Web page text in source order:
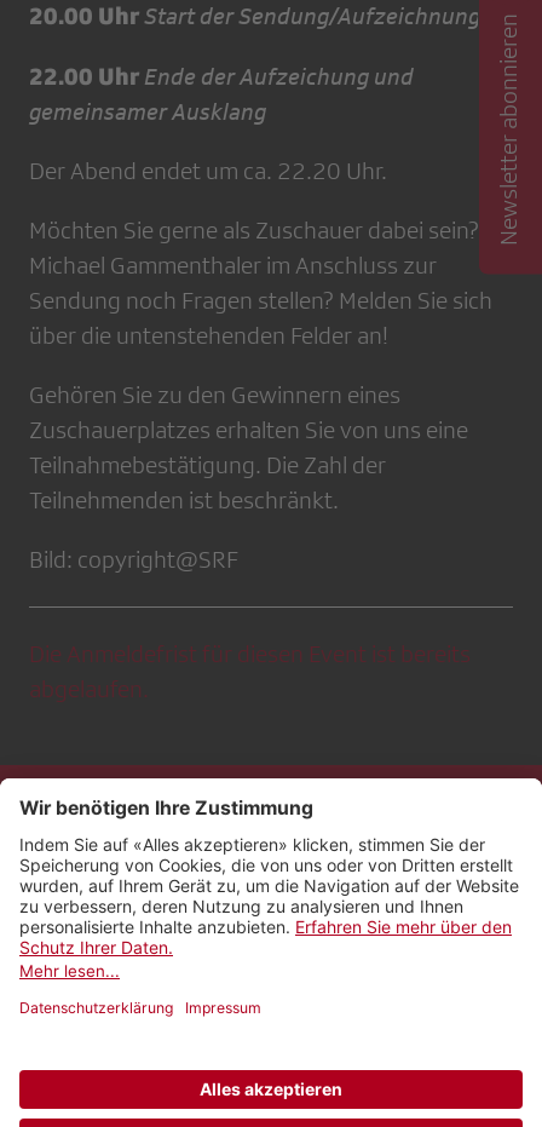
20.00 UhrStart der Sendung/Aufzeichnung
22.00 Uhr Ende der Aufzeichung und
gemeinsamer Ausklang
Der Abend endet um ca. 22.20 Uhr.
Möchten Sie gerne als Zuschauer dabei sein?
Michael Gammenthaler im Anschluss zur
Sendung noch Fragen stellen? Melden Sie sich
über die untenstehenden Felder an!
Gehören Sie zu den Gewinnern eines
Zuschauerplatzes erhalten Sie von uns eine
Teilnahmebestätigung. Die Zahl der
Teilnehmenden ist beschränkt.
Bild: copyright@SRF
Die Anmeldefrist für diesen Event ist bereits
abgelaufen.
Newsletter abonnieren
Kontakt
Impressum
Rechtliches
Netiquette